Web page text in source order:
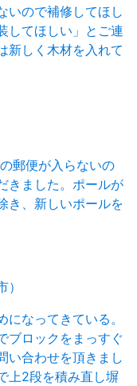
いので補修してほし
してほしい」とご連
新しく木材を入れて
郵便が入らないの
きました。ポールが
き、新しいポールを
になってきている。
ブロックをまっすぐ
い合わせを頂きまし
上2段を積み直し塀